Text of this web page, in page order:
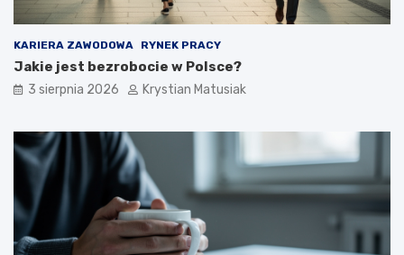
KARIERA ZAWODOWA RYNEK PRACY
Jakie jest bezrobocie w Polsce?
3 sierpnia 2026 Krystian Matusiak